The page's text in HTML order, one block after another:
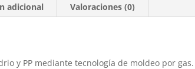
adicional Valoraciones (0)
y PP mediante tecnología de moldeo por gas.